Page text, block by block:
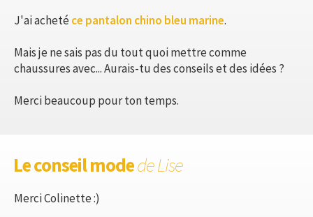
J'ai acheté ce pantalon chino bleu marine.
Mais je ne sais pas du tout quoi mettre comme
chaussures avec... Aurais-tu des conseils et des idées ?
Merci beaucoup pour ton temps.
Le conseil modede Lise
Merci Colinette :)